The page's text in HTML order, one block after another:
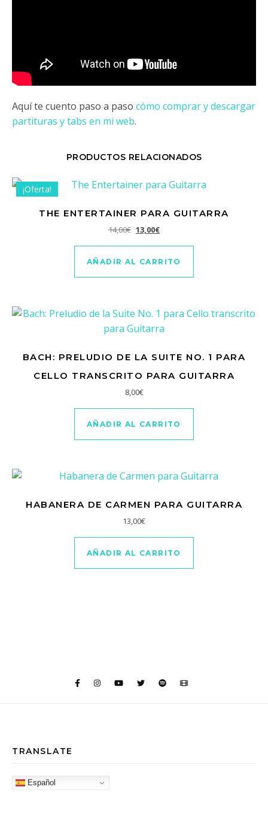
Aquí te cuento paso a paso cómo comprar y descargar
partituras y tabs en mi web.
PRODUCTOS RELACIONADOS
¡Oferta!
THE ENTERTAINER PARA GUITARRA
14,00€ El precio original era: 14,00€.
13,00€El precio actual es: 13,00€.
AÑADIR AL CARRITO
BACH: PRELUDIO DE LA SUITE NO. 1 PARA
CELLO TRANSCRITO PARA GUITARRA
8,00€
AÑADIR AL CARRITO
HABANERA DE CARMEN PARA GUITARRA
13,00€
AÑADIR AL CARRITO
TRANSLATE
Español